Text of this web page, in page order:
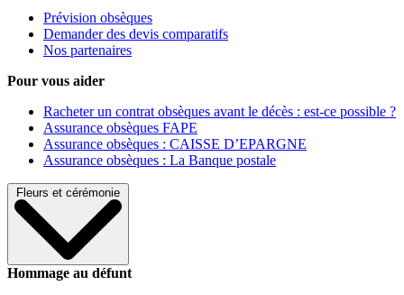
Prévision obsèques
Demander des devis comparatifs
Nos partenaires
Pour vous aider
Racheter un contrat obsèques avant le décès : est-ce possible ?
Assurance obsèques FAPE
Assurance obsèques : CAISSE D’EPARGNE
Assurance obsèques : La Banque postale
Fleurs et cérémonie
Hommage au défunt